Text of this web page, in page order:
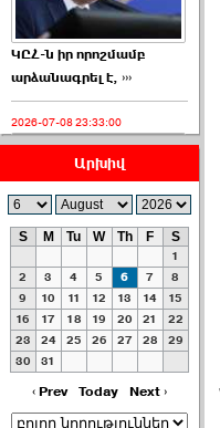
ԿԸՀ-ն իր որոշմամբ
արձանագրել է, ›››
2026-07-08 23:33:00
ՀԱՅԱՊԱՀՊԱՆՈՒԹԻՒՆ՝
ՀԱՒԱՏՔԻ ԵՒ
ԿՐԹՈՒԹԵԱՆ
ՃԱՆԱՊԱՐՀՈՎ ›››
2026-07-06 06:50:00
Արխիվ
S M Tu W Th F S
1
2
3 4 5 6 7
8
9
10 11 12 13 14
15
16
17 18 19 20 21
22
23
24 25 26 27 28
29
30
31
‹ Prev Today Next ›